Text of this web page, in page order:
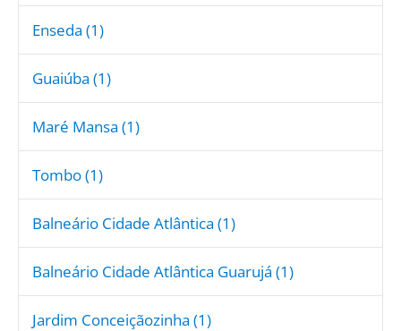
Enseda (1)
Guaiúba (1)
Maré Mansa (1)
Tombo (1)
Balneário Cidade Atlântica (1)
Balneário Cidade Atlântica Guarujá (1)
Jardim Conceiçãozinha (1)